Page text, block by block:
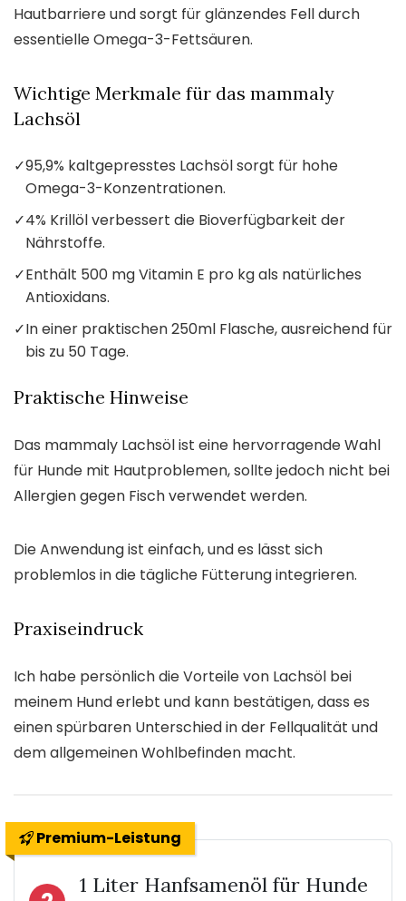
Hautbarriere und sorgt für glänzendes Fell durch
essentielle Omega-3-Fettsäuren.
Wichtige Merkmale für das mammaly
Lachsöl
✓95,9% kaltgepresstes Lachsöl sorgt für hohe
Omega-3-Konzentrationen.
✓4% Krillöl verbessert die Bioverfügbarkeit der
Nährstoffe.
✓Enthält 500 mg Vitamin E pro kg als natürliches
Antioxidans.
✓In einer praktischen 250ml Flasche, ausreichend für
bis zu 50 Tage.
Praktische Hinweise
Das mammaly Lachsöl ist eine hervorragende Wahl
für Hunde mit Hautproblemen, sollte jedoch nicht bei
Allergien gegen Fisch verwendet werden.
Die Anwendung ist einfach, und es lässt sich
problemlos in die tägliche Fütterung integrieren.
Praxiseindruck
Ich habe persönlich die Vorteile von Lachsöl bei
meinem Hund erlebt und kann bestätigen, dass es
einen spürbaren Unterschied in der Fellqualität und
dem allgemeinen Wohlbefinden macht.
Premium-Leistung
1 Liter Hanfsamenöl für Hunde